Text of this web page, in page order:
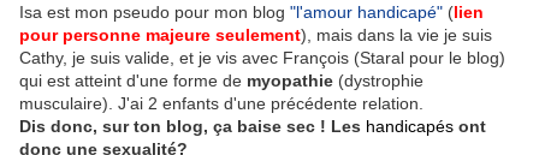
Isa est mon pseudo pour mon blog "l'amour handicapé" (lien
pour personne majeure seulement), mais dans la vie je suis
Cathy, je suis valide, et je vis avec François (Staral pour le blog)
qui est atteint d'une forme de myopathie (dystrophie
musculaire). J'ai 2 enfants d'une précédente relation.
Dis donc, sur ton blog, ça baise sec ! Les handicapés ont
donc une sexualité?